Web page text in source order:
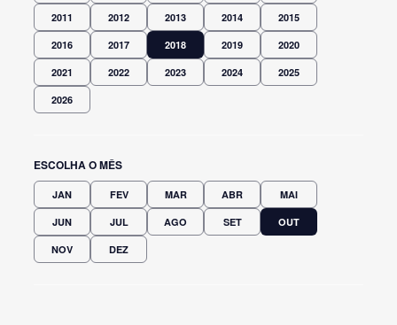
2011 2012 2013 2014 2015
2016 2017 2018 2019 2020
2021 2022 2023 2024 2025
2026
ESCOLHA O MÊS
JAN FEV MAR ABR MAI
JUN JUL AGO SET OUT
NOV DEZ